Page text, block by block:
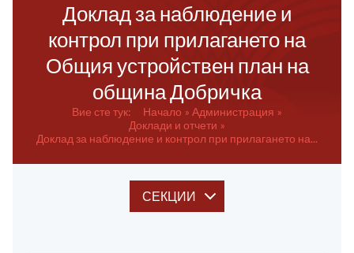
Доклад за наблюдение и
контрол при прилагането на
Общия устройствен план на
община Добричка
Вие сте тук: Начало
Администрация
Доклади и отчети
Доклад за наблюдение и контрол при прилагането на...
СЕКЦИИ